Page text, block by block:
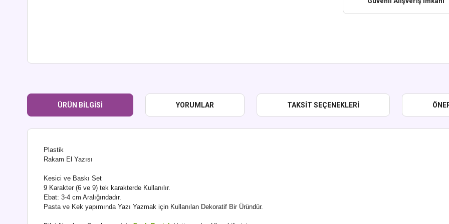
ÜRÜN BILGISI YORUMLAR TAKSIT SEÇENEKLERI
Plastik
Rakam El Yazısı
Kesici ve Baskı Set
9 Karakter (6 ve 9) tek karakterde Kullanılır.
Ebat: 3-4 cm Aralığındadır.
Pasta ve Kek yapımında Yazı Yazmak için Kullanılan Dekoratif Bir Üründür.